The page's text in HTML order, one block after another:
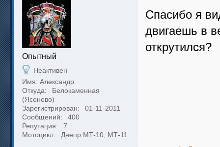
Опытный
Неактивен
Имя: Александр
Откуда:
Белокаменная
(Ясенево)
Зарегистрирован:
01-11-2011
Сообщений:
400
Репутация:
7
Мотоцикл:
Днепр МТ-10; МТ-11
Спасибо я
двигаешь в
открутился?